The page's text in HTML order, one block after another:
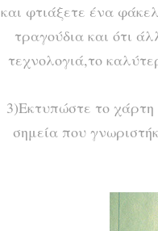
και φτιάξετε ένα
τραγούδια και ότι
τεχνολογιά,το
3)Εκτυπώστε το
σημεία που